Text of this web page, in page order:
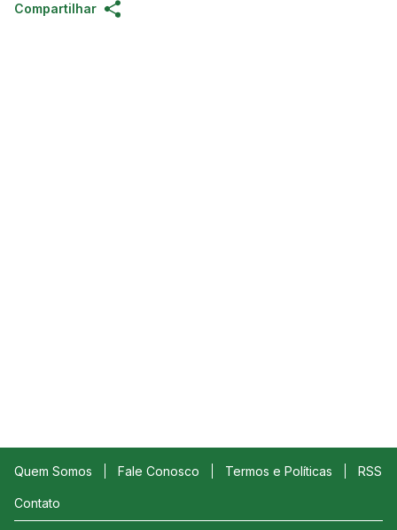
Compartilhar
Quem Somos Fale Conosco Termos e Políticas RSS
Contato